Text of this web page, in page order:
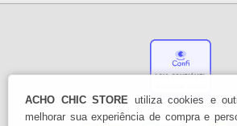
ACHO CHIC STORE utiliza cookies e
melhorar sua experiência de compra e